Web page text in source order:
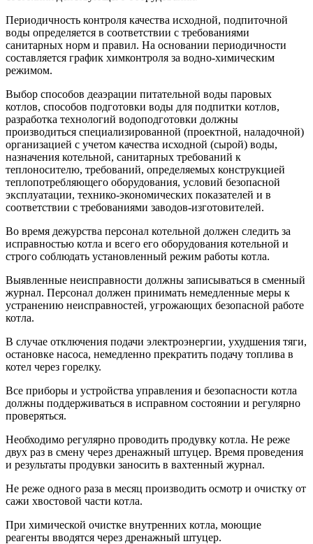
Периодичность контроля качества исходной, подпиточной
воды определяется в соответствии с требованиями
санитарных норм и правил. На основании периодичности
составляется график химконтроля за водно-химическим
режимом.
Выбор способов деаэрации питательной воды паровых
котлов, способов подготовки воды для подпитки котлов,
разработка технологий водоподготовки должны
производиться специализированной (проектной, наладочной)
организацией с учетом качества исходной (сырой) воды,
назначения котельной, санитарных требований к
теплоносителю, требований, определяемых конструкцией
теплопотребляющего оборудования, условий безопасной
эксплуатации, технико-экономических показателей и в
соответствии с требованиями заводов-изготовителей.
Во время дежурства персонал котельной должен следить за
исправностью котла и всего его оборудования котельной и
строго соблюдать установленный режим работы котла.
Выявленные неисправности должны записываться в сменный
журнал. Персонал должен принимать немедленные меры к
устранению неисправностей, угрожающих безопасной работе
котла.
В случае отключения подачи электроэнергии, ухудшения тяги,
остановке насоса, немедленно прекратить подачу топлива в
котел через горелку.
Все приборы и устройства управления и безопасности котла
должны поддерживаться в исправном состоянии и регулярно
проверяться.
Необходимо регулярно проводить продувку котла. Не реже
двух раз в смену через дренажный штуцер. Время проведения
и результаты продувки заносить в вахтенный журнал.
Не реже одного раза в месяц производить осмотр и очистку от
сажи хвостовой части котла.
При химической очистке внутренних котла, моющие
реагенты вводятся через дренажный штуцер.